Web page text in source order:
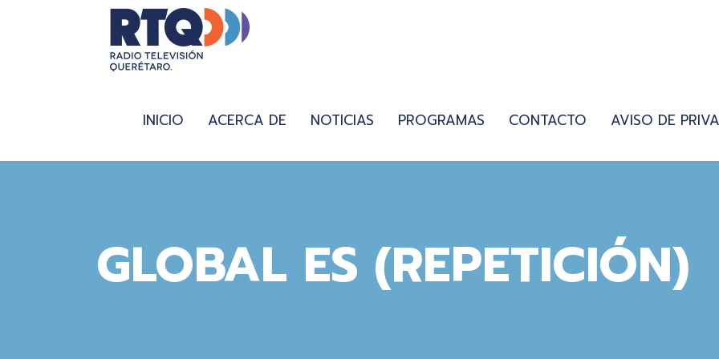
INICIO ACERCA DE NOTICIAS PROGRAMAS CONTACTO AVISO DE
GLOBAL ES (REPETICIÓN)